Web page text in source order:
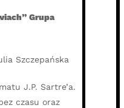
Grupa
Szczepańska
J.P. Sartre’a.
czasu oraz